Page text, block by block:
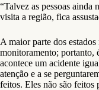
“Talvez as pessoas ainda
visita a região, fica
A maior parte dos
monitoramento; portanto,
acontece um acidente
atenção e a se
feitos. Eles não são feitos